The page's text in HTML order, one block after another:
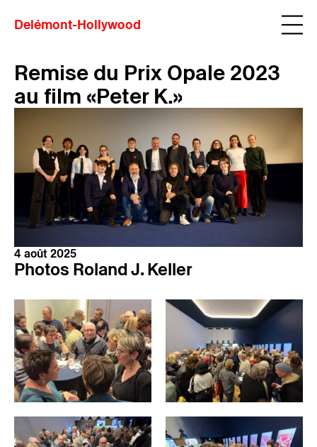
Delémont-Hollywood
Remise du Prix Opale 2023
au film «Peter K.»
4 août 2025
Photos Roland J. Keller